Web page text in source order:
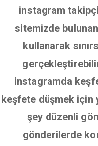
instagram
sitemizde
kullanarak
instagramda
keşfete düşmek için
şey düzenli
gönderilerde